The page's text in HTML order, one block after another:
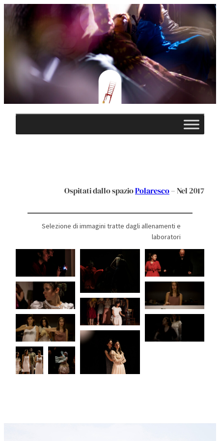
Vai
Ospitati dallo spazioPolaresco– Nel 2017
Selezione di immagini tratte dagli allenamenti e
laboratori